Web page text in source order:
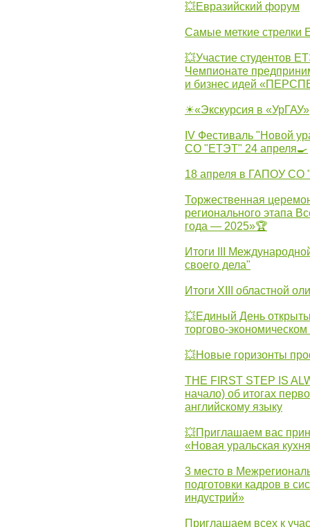
💥Евразийский форум
Самые меткие стрелки
💥Участие студентов
Чемпионате
и бизнес идей
☀«Экскурсия в «УрГАУ»
IV Фестиваль "Новой
СО "ЕТЭТ" 24 апреля🍳
18 апреля в ГАПОУ СО
Торжественная
регионального этапа
года — 2025»🏆
Итоги III
своего дела"
Итоги XIII областной
💥Единый День
торгово-
💥Новые горизонты
THE FIRST STEP IS
начало) об итогах
английскому языку
💥Приглашаем вас
«Новая уральская
3 место в
подготовки кадров в
индустрий»
Приглашаем всех к